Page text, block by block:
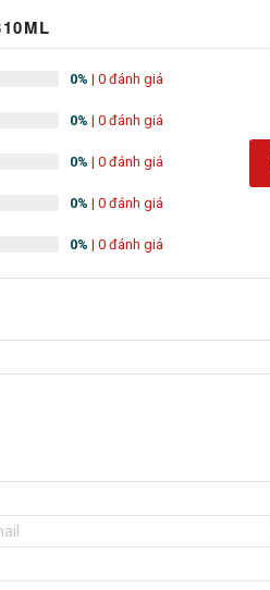
0% | 0 đánh giá
0% | 0 đánh giá
0% | 0 đánh giá
0% | 0 đánh giá
0% | 0 đánh giá